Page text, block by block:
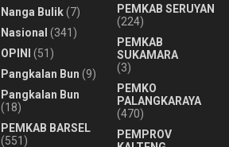
Nanga Bulik(7)
Nasional (341)
OPINI
(51)
Pangkalan Bun (9)
Pangkalan Bun
(18)
PEMKAB BARSEL
(551)
PEMKAB SERUYAN
(224)
PEMKAB
SUKAMARA
(3)
PEMKO
PALANGKARAYA
(470)
PEMPROV